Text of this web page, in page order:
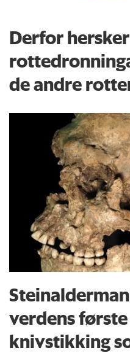
Derfor
de andre
verdens
knivstikking